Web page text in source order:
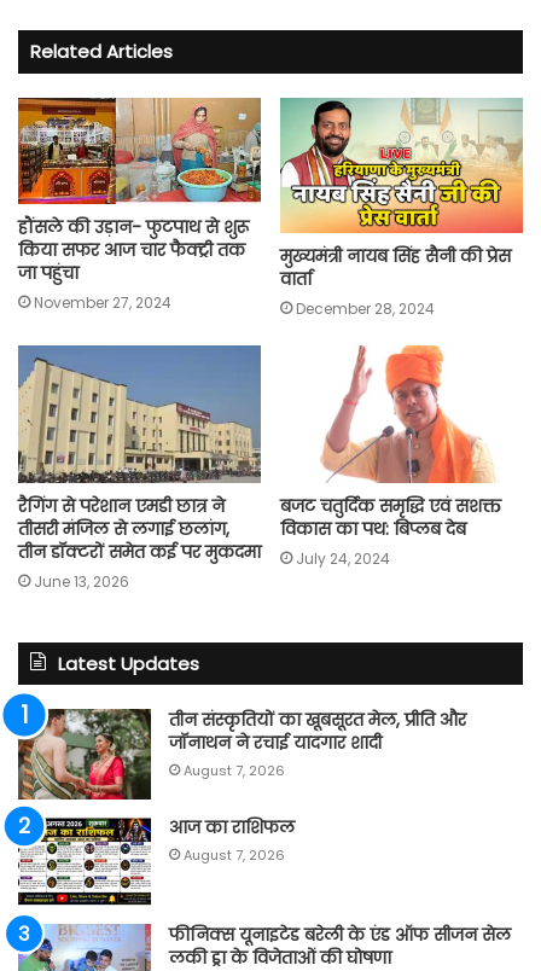
Related Articles
हौंसले की उड़ान- फुटपाथ से शुरू
किया सफर आज चार फैक्ट्री तक
जा पहुंचा
November 27, 2024
मुख्यमंत्री नायब सिंह सैनी की प्रेस
वार्ता
December 28, 2024
रैगिंग से परेशान एमडी छात्र ने
तीसरी मंजिल से लगाई छलांग,
तीन डॉक्टरों समेत कई पर मुकदमा
June 13, 2026
बजट चतुर्दिक समृद्धि एवं सशक्त
विकास का पथ: बिप्लब देब
July 24, 2024
Latest Updates
तीन संस्कृतियों का खूबसूरत मेल, प्रीति और
जॉनाथन ने रचाई यादगार शादी
August 7, 2026
आज का राशिफल
August 7, 2026
फीनिक्स यूनाइटेड बरेली के एंड ऑफ सीजन सेल
लकी ड्रा के विजेताओं की घोषणा